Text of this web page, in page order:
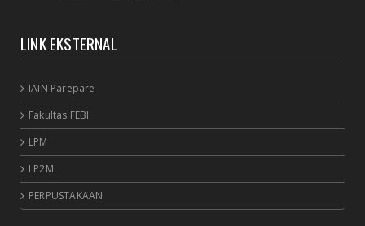
LINK EKSTERNAL
IAIN Parepare
Fakultas FEBI
LPM
LP2M
PERPUSTAKAAN